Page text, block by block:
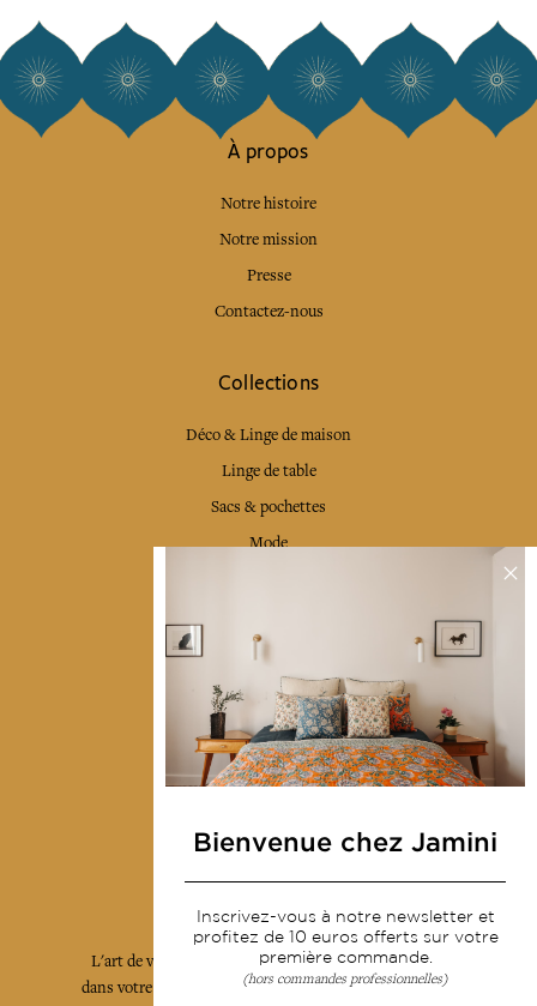
À propos
Notre histoire
Notre mission
Presse
Contactez-nous
Collections
Déco & Linge de maison
Linge de table
Sacs & pochettes
Mode
Livraison & retour
CGV
Devenir revendeur
Notre communauté
L'art de vivre JAMINI raconté avec poésie et élégance
dans votre boîte mail. Inscrivez vous à notre newsletter
Bienvenue chez Jamini
Inscrivez-vous à notre newsletter et
profitez de 10 euros offerts sur votre
première commande.
(hors commandes professionnelles)